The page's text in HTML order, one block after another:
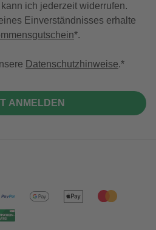
ich jederzeit widerrufen.
Einverständnisses erhalte
*.
Datenschutzhinweise.
ANMELDEN